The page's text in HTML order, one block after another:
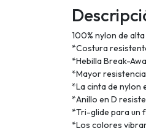
100% nylon de
*Costura
*Hebilla Break-
*Mayor
*La cinta de nylon
*Anillo en D
*Tri-glide para un
*Los colores